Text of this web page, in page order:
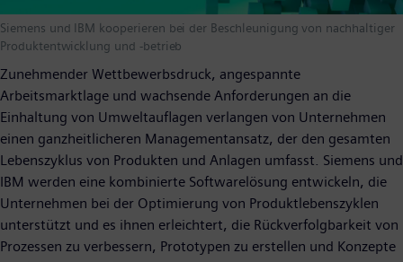
Siemens und IBM kooperieren bei der Beschleunigung von nachhaltiger
Produktentwicklung und -betrieb
Zunehmender Wettbewerbsdruck, angespannte
Arbeitsmarktlage und wachsende Anforderungen an die
Einhaltung von Umweltauflagen verlangen von Unternehmen
einen ganzheitlicheren Managementansatz, der den gesamten
Lebenszyklus von Produkten und Anlagen umfasst. Siemens und
IBM werden eine kombinierte Softwarelösung entwickeln, die
Unternehmen bei der Optimierung von Produktlebenszyklen
unterstützt und es ihnen erleichtert, die Rückverfolgbarkeit von
Prozessen zu verbessern, Prototypen zu erstellen und Konzepte